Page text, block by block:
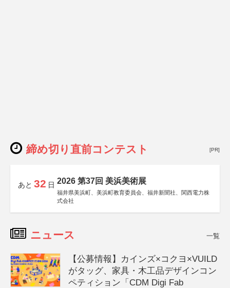
締め切り直前コンテスト [PR]
あと 32 日 2026 第37回 美浜美術展
福井県美浜町、美浜町教育委員会、福井新聞社、関西電力株
式会社
ニュース 一覧
【公募情報】カインズ×コクヨ×VUILD
がタッグ、家具・木工品デザインコン
ペティション「CDM Digi Fab